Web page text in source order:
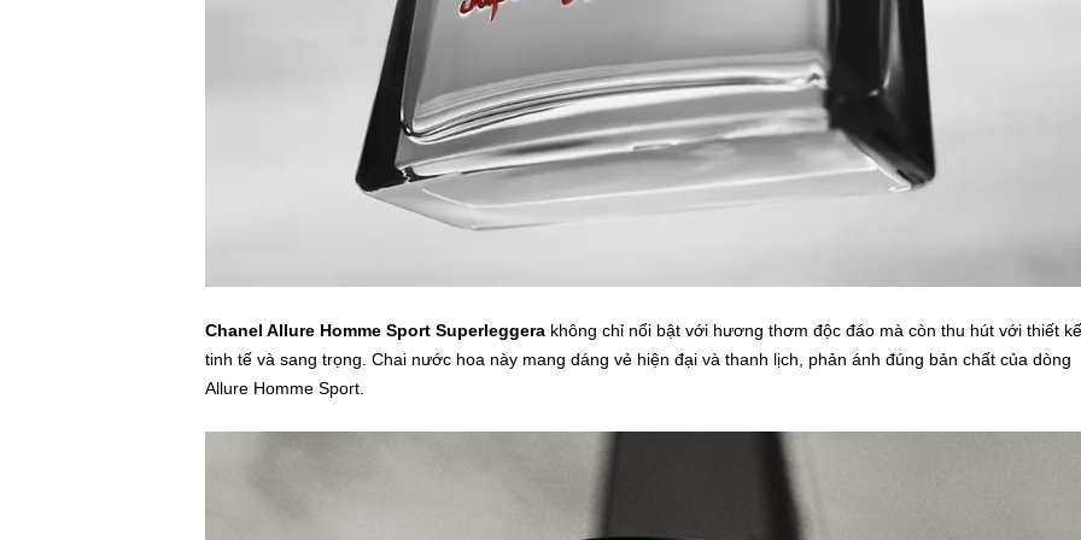
Chanel Allure Homme Sport Superleggera không chỉ nổi bật với hương thơm độc đáo mà còn thu hút với thiết kế
tinh tế và sang trọng. Chai nước hoa này mang dáng vẻ hiện đại và thanh lịch, phản ánh đúng bản chất của dòng
Allure Homme Sport.